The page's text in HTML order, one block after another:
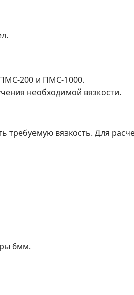
200 и ПМС-1000.
необходимой вязкости.
требуемую вязкость. Для
6мм.